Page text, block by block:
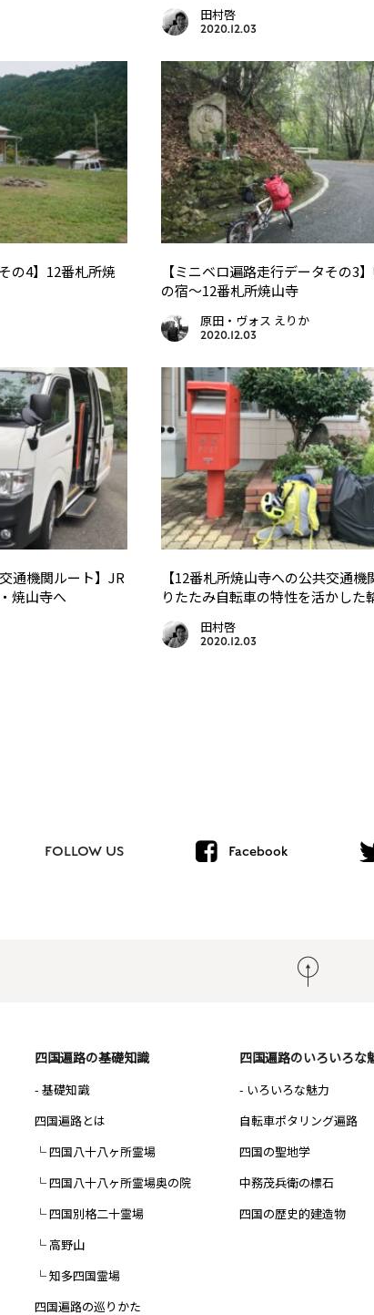
田村啓
2020.12.03
の4】12番札所焼
【ミニベロ遍路走行データその3
の宿〜12番札所焼山寺
原田・ヴォス えりか
2020.12.03
通機関ルート】JR
焼山寺へ
【12番札所焼山寺への公共交通
りたたみ自転車の特性を活かした
田村啓
2020.12.03
FOLLOW US Facebook
四国遍路の基礎知識
- 基礎知識
四国遍路とは
四国八十八ヶ所霊場
四国八十八ヶ所霊場奥の院
四国別格二十霊場
高野山
知多四国霊場
四国遍路の巡りかた
四国遍路のいろいろな
- いろいろな魅力
自転車ポタリング遍路
四国の聖地学
中務茂兵衛の標石
四国の歴史的建造物